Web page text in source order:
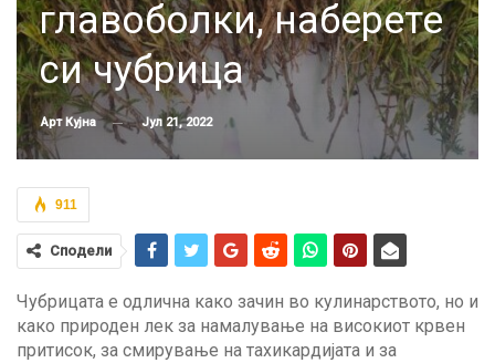
главоболки, наберете
си чубрица
Арт Кујна Јул 21, 2022
911
Сподели
Чубрицата е одлична како зачин во кулинарството, но и
како природен лек за намалување на високиот крвен
притисок, за смирување на тахикардијата и за